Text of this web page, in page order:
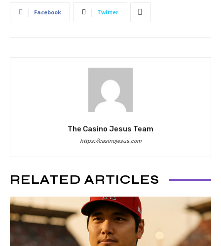
Facebook Twitter
The Casino Jesus Team
https://casinojesus.com
RELATED ARTICLES